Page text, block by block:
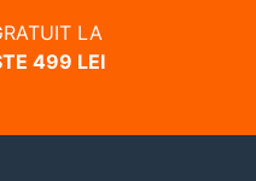
LA
499 LEI